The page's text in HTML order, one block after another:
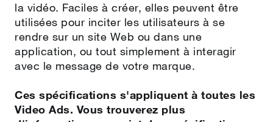
la vidéo. Faciles à créer, elles peuvent être
utilisées pour inciter les utilisateurs à se
rendre sur un site Web ou dans une
application, ou tout simplement à interagir
avec le message de votre marque.
Ces spécifications s'appliquent à toutes les
Video Ads. Vous trouverez plus